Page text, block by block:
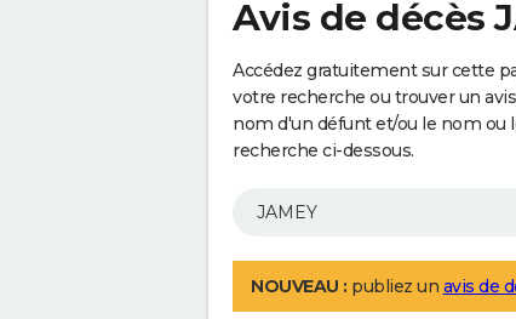
Avis de décès
Accédez gratuitement sur cette
votre recherche ou trouver un
nom d'un défunt et/ou le nom ou
recherche ci-dessous.
NOUVEAU : publiez un avis de